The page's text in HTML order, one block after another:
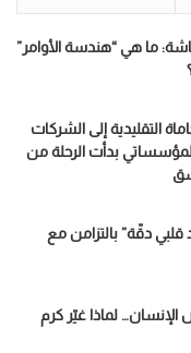
ما هي “هندسة الأوامر”
التقليدية إلى الشركات
بدأت الرحلة من
قلبي دقّة” بالتزامن مع
لماذا غيّر كرم